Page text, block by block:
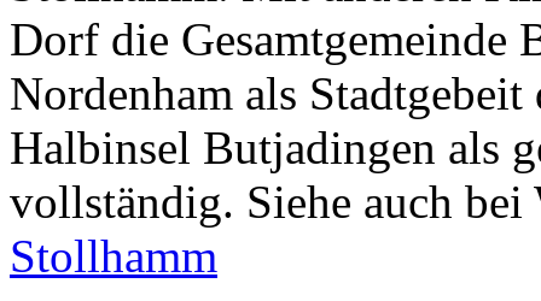
Dorf die Gesamtgemeinde
Nordenham als
Halbinsel Butjadingen als
vollständig. Siehe auch
Stollhamm